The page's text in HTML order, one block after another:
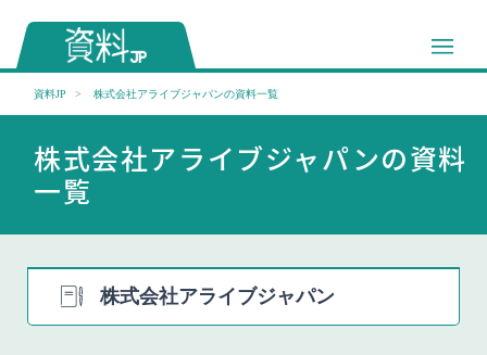
資料JP 株式会社アライブジャパンの資料一覧
株式会社アライブジャパンの資料
一覧
株式会社アライブジャパン